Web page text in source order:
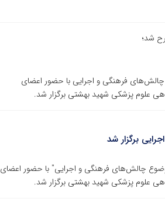
شد؛
چالش‌های فرهنگی و اجرایی با حضور اعضای
علوم پزشکی شهید بهشتی برگزار شد.
برگزار شد
چالش‌های فرهنگی و اجرایی" با حضور اعضای
علوم پزشکی شهید بهشتی برگزار شد.